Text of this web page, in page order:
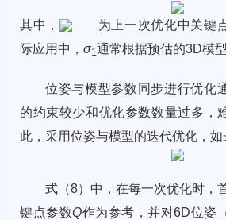
其中，
为上一次优化中关键
际应用中， σ1 通常根据预估的3D模
位姿与模型参数同步进行优化
的约束较少和优化参数数量过多，
此，采用位姿与模型的迭代优化，如
式（8）中，在每一次优化时，
键点参数Q作为参考，并对6D位姿